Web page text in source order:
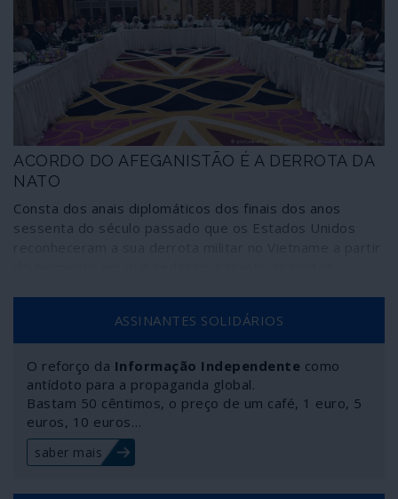
ACORDO DO AFEGANISTÃO É A DERROTA DA
NATO
Consta dos anais diplomáticos dos finais dos anos
sessenta do século passado que os Estados Unidos
Governo Revolucionário Provisório do Vietname do Sul.
Cinquenta anos depois, a assinatura de um acordo com
os Talibã em Doha, no Qatar, é a confissão da derrota
norte-americana na sua mais longa guerra, a do
Afeganistão. Uma derrota que não é apenas dos
Estados Unidos mas também da NATO – logo dos
próprios governos que integram a aliança.
ASSINANTES SOLIDÁRIOS
O reforço da Informação Independente como
antídoto para a propaganda global.
Bastam 50 cêntimos, o preço de um café, 1 euro, 5
euros, 10 euros…
saber mais